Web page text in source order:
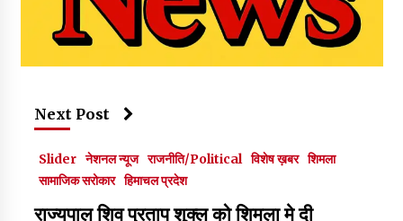
Next Post
Slider नेशनल न्यूज राजनीति/Political विशेष ख़बर शिमला
सामाजिक सरोकार हिमाचल प्रदेश
राज्यपाल शिव प्रताप शुक्ल को शिमला मे दी